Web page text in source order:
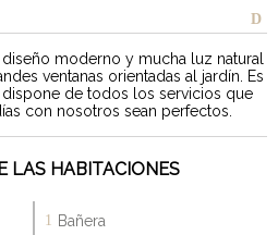
moderno y mucha luz natural
ventanas orientadas al jardín. Es
de todos los servicios que
con nosotros sean perfectos.
LAS HABITACIONES
Bañera